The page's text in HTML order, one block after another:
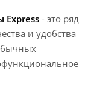
- это ряд
и удобства